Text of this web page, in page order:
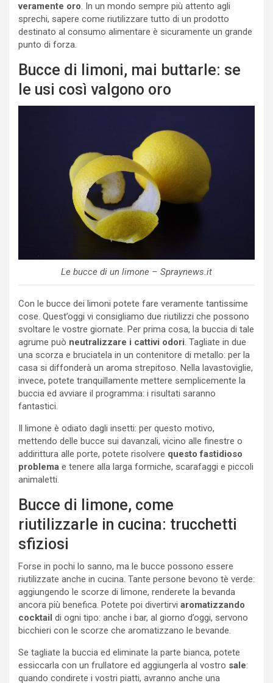
veramente oro. In un mondo sempre più attento agli
sprechi, sapere come riutilizzare tutto di un prodotto
destinato al consumo alimentare è sicuramente un grande
punto di forza.
Bucce di limoni, mai buttarle: se
le usi così valgono oro
Le bucce di un limone – Spraynews.it
Con le bucce dei limoni potete fare veramente tantissime
cose. Quest’oggi vi consigliamo due riutilizzi che possono
svoltare le vostre giornate. Per prima cosa, la buccia di tale
agrume può neutralizzare i cattivi odori. Tagliate in due
una scorza e bruciatela in un contenitore di metallo: per la
casa si diffonderà un aroma strepitoso. Nella lavastoviglie,
invece, potete tranquillamente mettere semplicemente la
buccia ed avviare il programma: i risultati saranno
fantastici.
Il limone è odiato dagli insetti: per questo motivo,
mettendo delle bucce sui davanzali, vicino alle finestre o
addirittura alle porte, potete risolvere questo fastidioso
problema e tenere alla larga formiche, scarafaggi e piccoli
animaletti.
Bucce di limone, come
riutilizzarle in cucina: trucchetti
sfiziosi
Forse in pochi lo sanno, ma le bucce possono essere
riutilizzate anche in cucina. Tante persone bevono tè verde:
aggiungendo le scorze di limone, renderete la bevanda
ancora più benefica. Potete poi divertirvi aromatizzando
cocktail di ogni tipo: anche i bar, al giorno d’oggi, servono
bicchieri con le scorze che aromatizzano le bevande.
Se tagliate la buccia ed eliminate la parte bianca, potete
essiccarla con un frullatore ed aggiungerla al vostro sale:
quando condirete i vostri piatti, avranno anche una